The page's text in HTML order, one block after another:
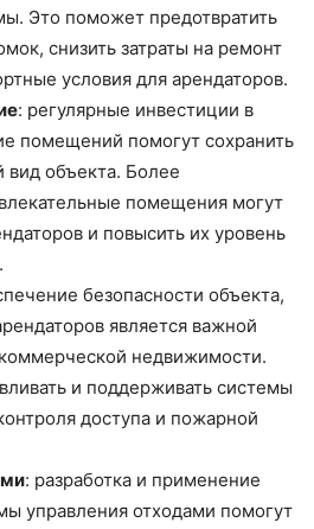
Это поможет предотвратить
снизить затраты на ремонт
условия для арендаторов.
: регулярные инвестиции в
помещений помогут сохранить
вид объекта. Более
помещения могут
и повысить их уровень
безопасности объекта,
является важной
недвижимости.
и поддерживать системы
доступа и пожарной
: разработка и применение
управления отходами помогут